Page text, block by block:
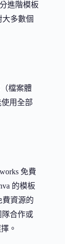
進階模板
多數個
檔案體
用全部
免費
的模板
費資源的
隊合作或
。